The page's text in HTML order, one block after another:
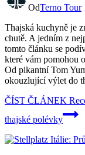
OdTerno Tour
Thajská kuchyně je
chutě. A jedním z
tomto článku se
které vám pomohou
Od pikantní Tom
okouzlující výlet do
ČÍST ČLÁNEK
thajské polévky